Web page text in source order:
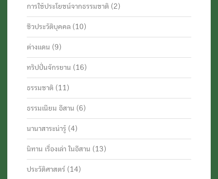
การใช้ประโยชน์จากธรรมชาติ (2)
ชีวประวัติบุคคล (10)
ต่างแดน (9)
ทริปปั่นจักรยาน (16)
ธรรมชาติ (11)
ธรรมเนียม อีสาน (6)
นานาสาระน่ารู้ (4)
นิทาน เรื่องเล่า ในอีสาน (13)
ประวัติศาสตร์ (14)